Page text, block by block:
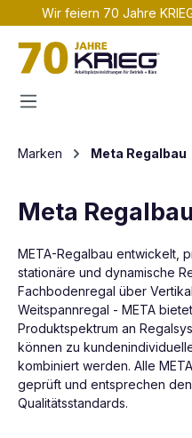
Zum Hauptinhalt springen
Wir feiern 70 Jahre
Marken Meta Regalbau
Meta Regalbau
META-Regalbau entwickelt,
stationäre und dynamische
Fachbodenregal über
Weitspannregal - META
Produktspektrum an
können zu
kombiniert werden. Alle
geprüft und entsprechen
Qualitätsstandards.